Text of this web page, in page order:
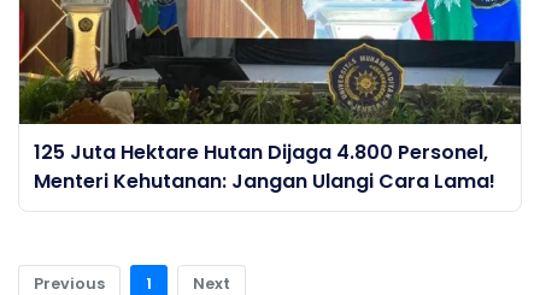
125 Juta Hektare Hutan Dijaga 4.800 Personel,
Menteri Kehutanan: Jangan Ulangi Cara Lama!
Previous 1 Next